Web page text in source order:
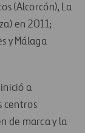
(Alcorcón), La
en 2011;
y Málaga
a
centros
de marca y la